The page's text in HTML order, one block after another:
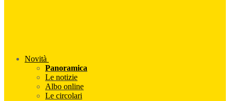
Novità
Panoramica
Le notizie
Albo online
Le circolari